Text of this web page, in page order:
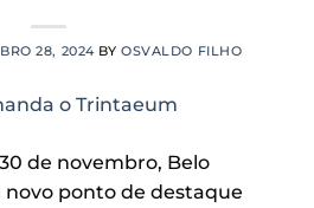
28, 2024 BYOSVALDO FILHO
de novembro, Belo
ponto de destaque